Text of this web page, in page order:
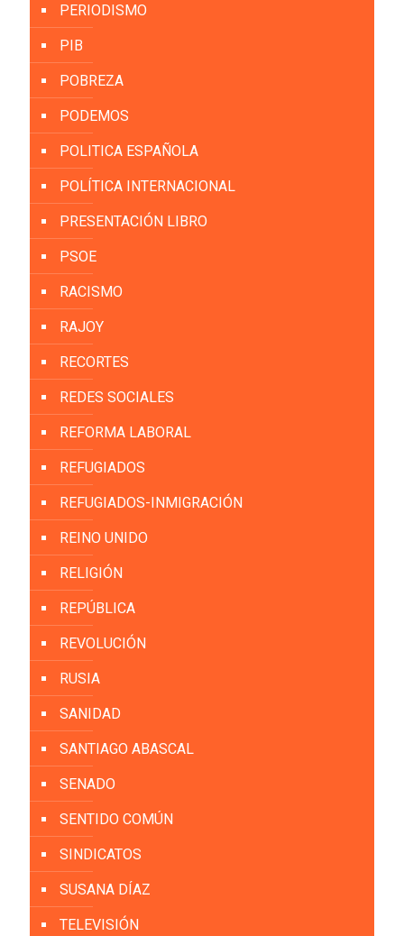
PERIODISMO
PIB
POBREZA
PODEMOS
POLITICA ESPAÑOLA
POLÍTICA INTERNACIONAL
PRESENTACIÓN LIBRO
PSOE
RACISMO
RAJOY
RECORTES
REDES SOCIALES
REFORMA LABORAL
REFUGIADOS
REFUGIADOS-INMIGRACIÓN
REINO UNIDO
RELIGIÓN
REPÚBLICA
REVOLUCIÓN
RUSIA
SANIDAD
SANTIAGO ABASCAL
SENADO
SENTIDO COMÚN
SINDICATOS
SUSANA DÍAZ
TELEVISIÓN